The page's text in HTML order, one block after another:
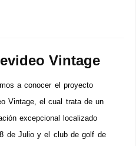
Vintage
a conocer el proyecto
Vintage, el cual trata de un
excepcional localizado
de Julio y el club de golf de